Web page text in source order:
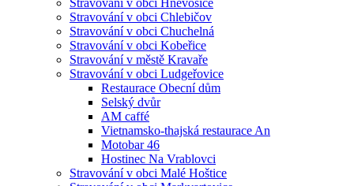
Stravování v obci Hněvošice
Stravování v obci Chlebičov
Stravování v obci Chuchelná
Stravování v obci Kobeřice
Stravování v městě Kravaře
Stravování v obci Ludgeřovice
Restaurace Obecní dům
Selský dvůr
AM caffé
Vietnamsko-thajská restaurace An
Motobar 46
Hostinec Na Vrablovci
Stravování v obci Malé Hoštice